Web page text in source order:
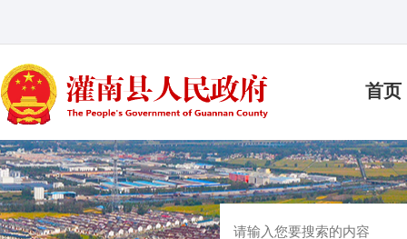
首页